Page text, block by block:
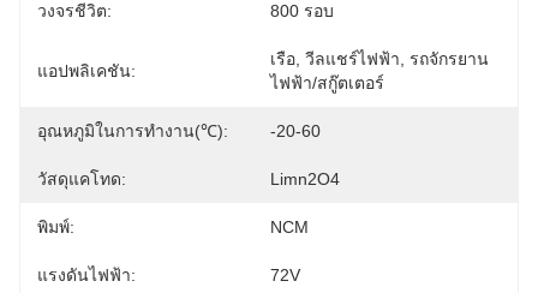
วงจรชีวิต: 800 รอบ
แอปพลิเคชัน:
เรือ, วีลแชร์ไฟฟ้า, รถจักรยาน
ไฟฟ้า/สกู๊ตเตอร์
อุณหภูมิในการทำงาน(℃): -20-60
วัสดุแคโทด: Limn2O4
พิมพ์: NCM
แรงดันไฟฟ้า: 72V